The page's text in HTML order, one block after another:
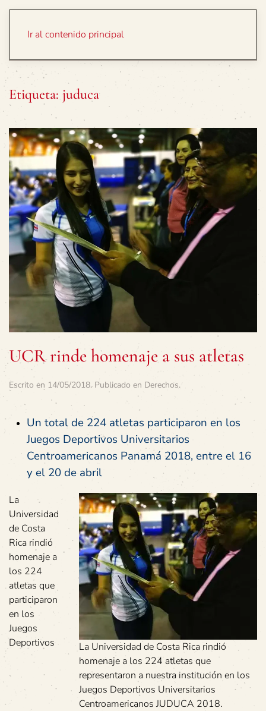
Ir al contenido principal
Etiqueta: juduca
UCR rinde homenaje a sus atletas
Escrito en 14/05/2018. Publicado en Derechos.
Un total de 224 atletas participaron en los
Juegos Deportivos Universitarios
Centroamericanos Panamá 2018, entre el 16
y el 20 de abril
La Universidad de Costa Rica rindió
homenaje a los 224 atletas que
representaron a nuestra institución en los
Juegos Deportivos Universitarios
Centroamericanos JUDUCA 2018.
La
Universidad
de Costa
Rica rindió
homenaje a
los 224
atletas que
participaron
en los
Juegos
Deportivos